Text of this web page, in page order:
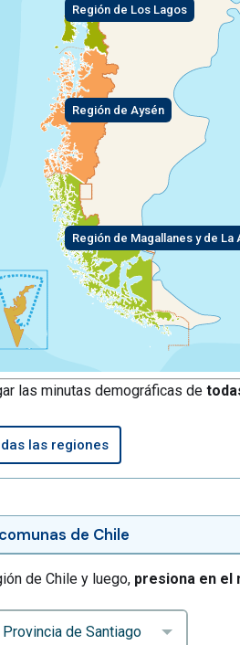
Región de Los Lagos
Región de Aysén
Región de Magallanes y de La
las minutas demográficas de
las regiones
de Chile
de Chile y luego, presiona en el